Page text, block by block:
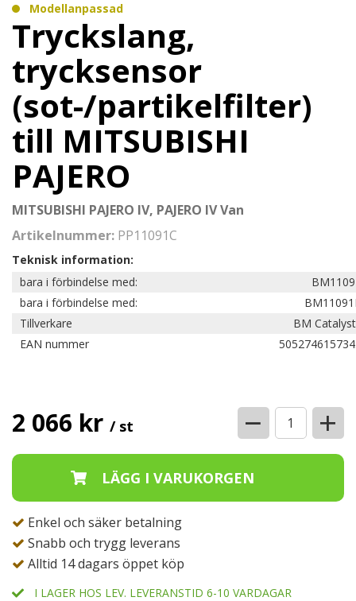
Modellanpassad
Tryckslang,
trycksensor
(sot-/partikelfilter)
till MITSUBISHI
PAJERO
MITSUBISHI PAJERO IV, PAJERO IV Van
Artikelnummer: PP11091C
Teknisk information:
bara i förbindelse med:
bara i förbindelse med:
Tillverkare
BM
EAN nummer
2 066 kr / st − +
Enkel och säker betalning
Snabb och trygg leverans
Alltid 14 dagars öppet köp
I LAGER HOS LEV. LEVERANSTID 6-10 VARDAGAR